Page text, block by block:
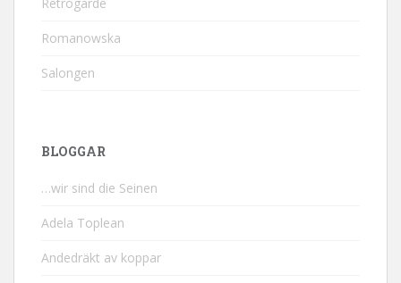
Romanowska
Salongen
BLOGGAR
…wir sind die Seinen
Adela Toplean
Andedräkt av koppar